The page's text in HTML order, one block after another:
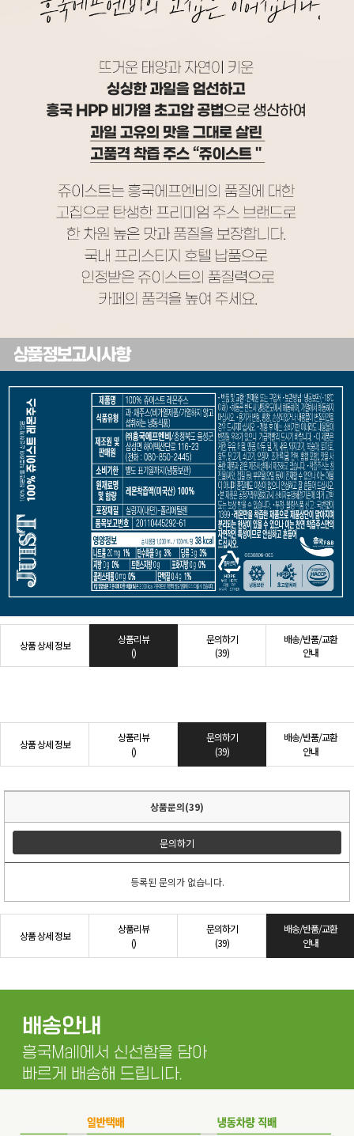
상품 상세 정보
상품리뷰
()
문의하기
(39)
배송/반품/교환
안내
상품 상세 정보
상품리뷰
()
문의하기
(39)
배송/반품/교환
안내
상품문의(39)
문의하기
등록된 문의가 없습니다.
상품 상세 정보
상품리뷰
()
문의하기
(39)
배송/반품/교환
안내